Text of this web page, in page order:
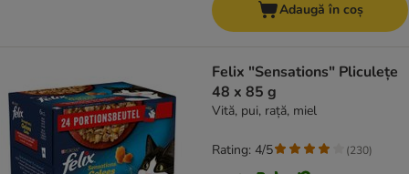
Adaugă în coș
Felix "Sensations" Pliculețe
48 x 85 g
Vită, pui, rață, miel
Rating: 4/5 (230)